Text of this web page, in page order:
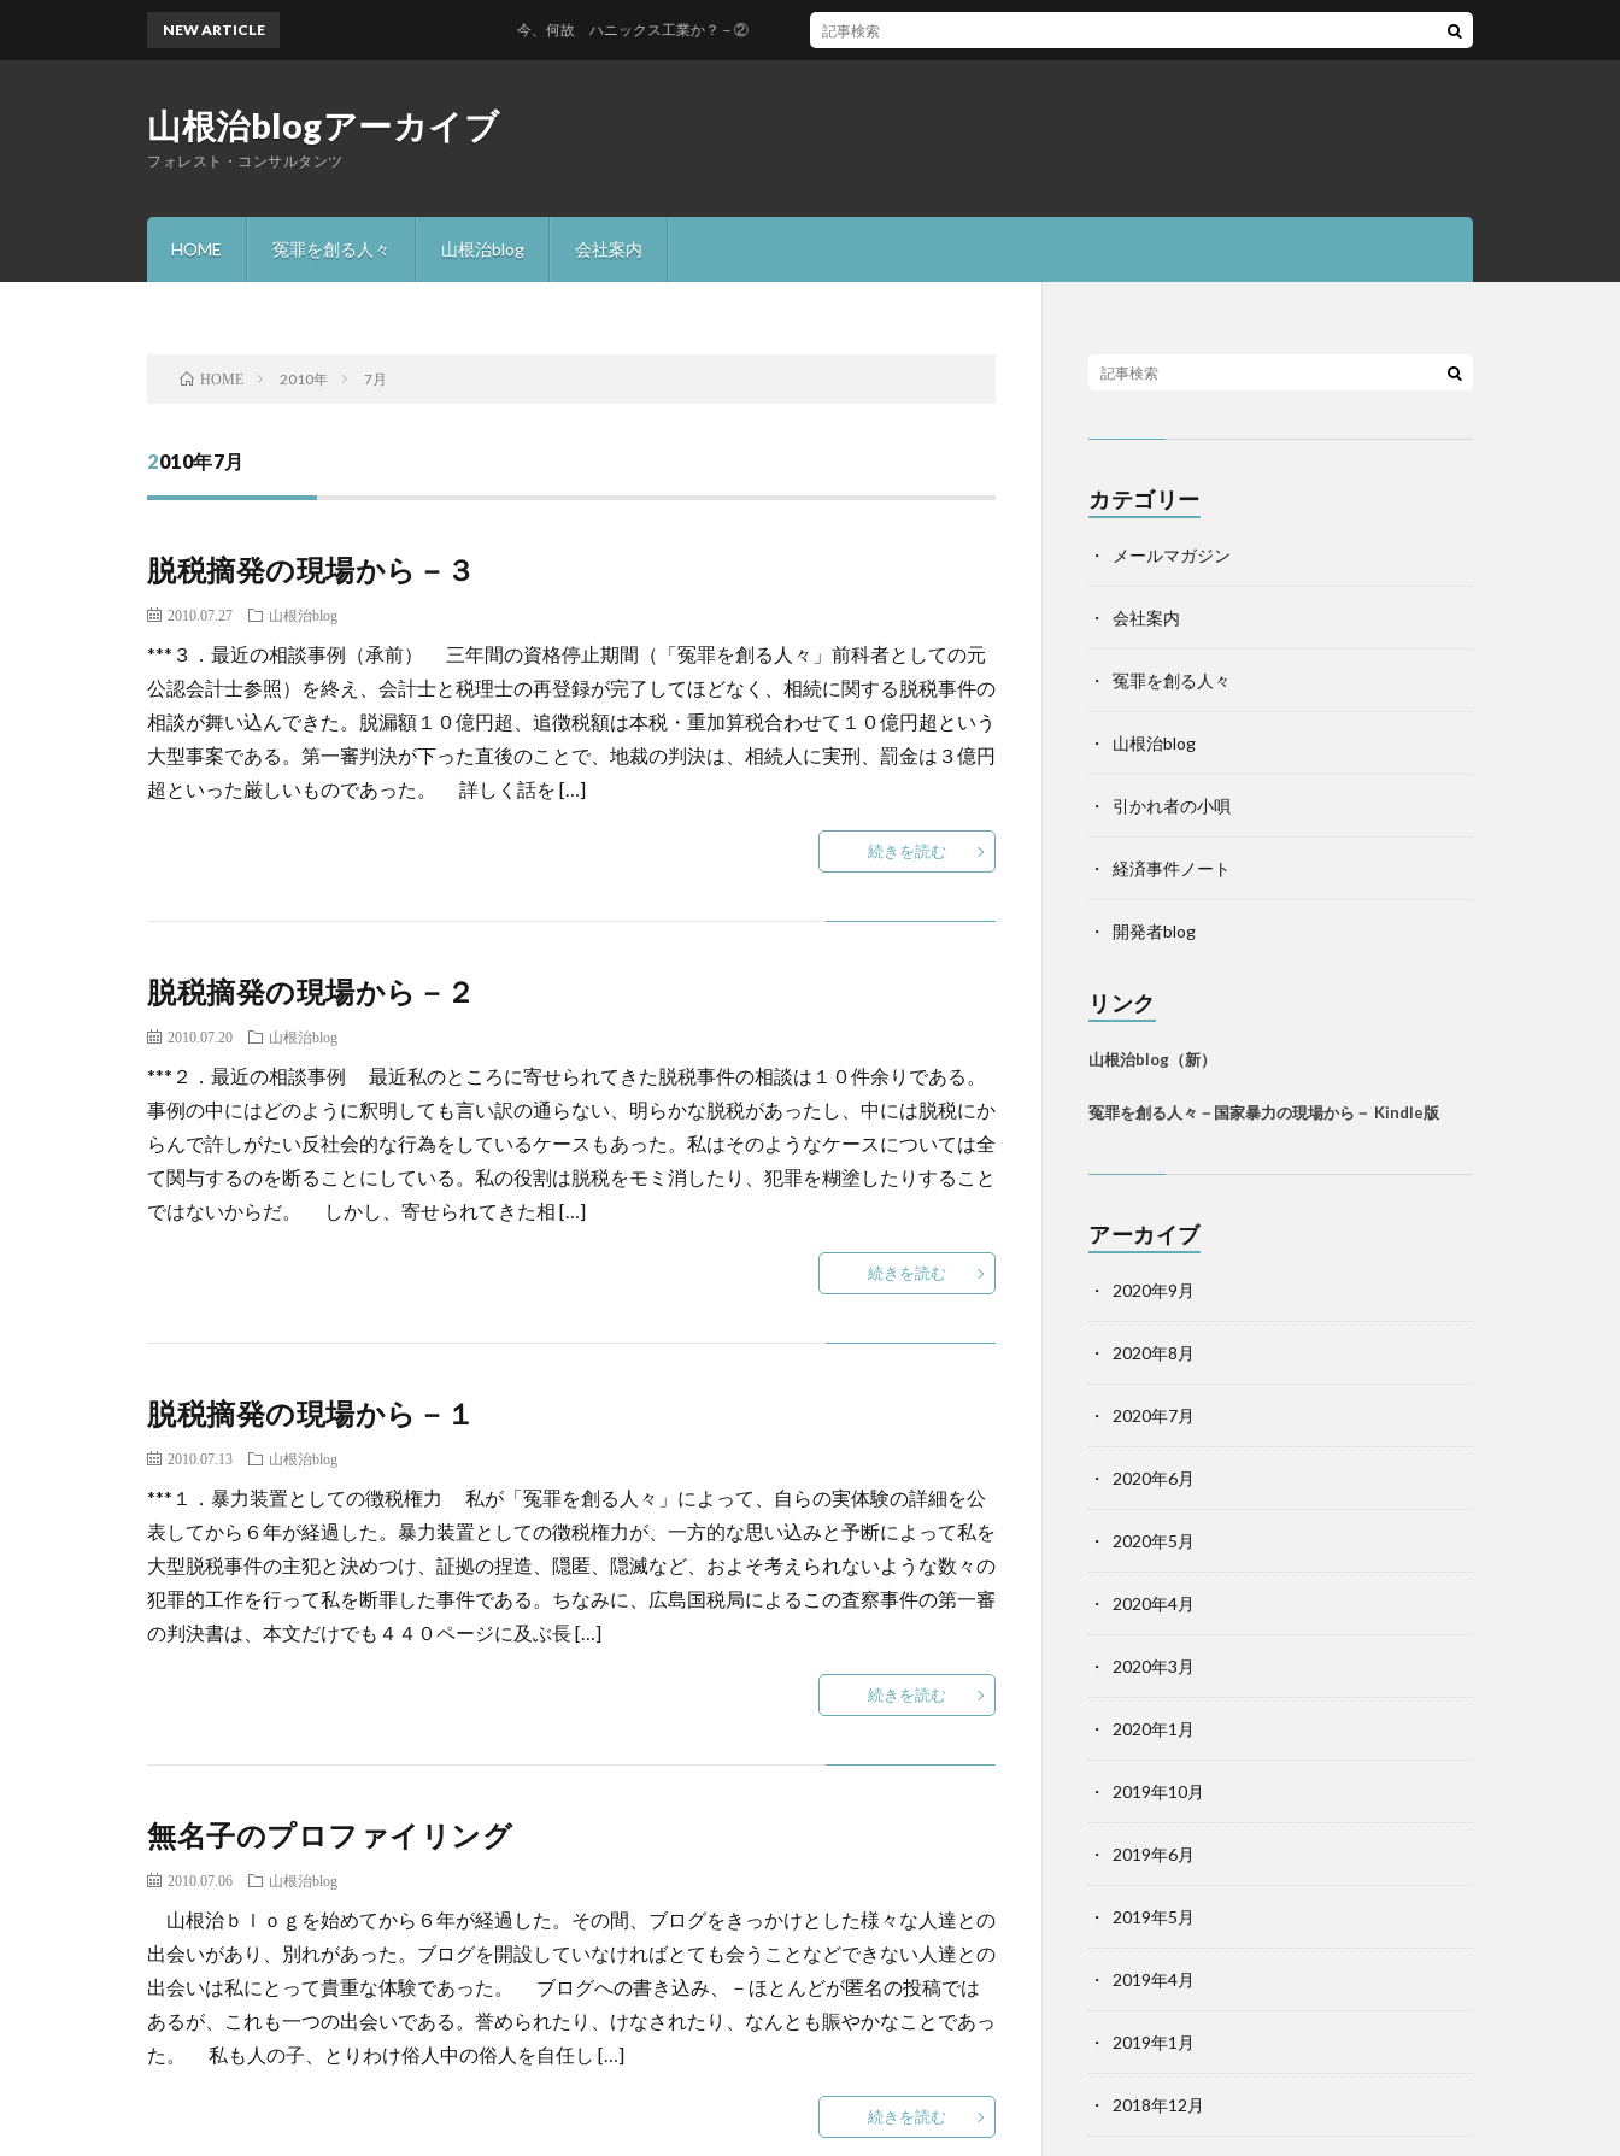
山根治blogアーカイブ
フォレスト・コンサルタンツ
HOME 冤罪を創る人々 山根治blog 会社案内
NEW ARTICLE 今、何故 ハニックス工業か？－②
HOME 2010年 7月
2010年7月
脱税摘発の現場から－３
2010.07.27 山根治blog
***３．最近の相談事例（承前） 三年間の資格停止期間（「冤罪を創る人々」前科者としての元
公認会計士参照）を終え、会計士と税理士の再登録が完了してほどなく、相続に関する脱税事件の
相談が舞い込んできた。脱漏額１０億円超、追徴税額は本税・重加算税合わせて１０億円超という
大型事案である。第一審判決が下った直後のことで、地裁の判決は、相続人に実刑、罰金は３億円
超といった厳しいものであった。 詳しく話を […]
続きを読む
脱税摘発の現場から－２
2010.07.20 山根治blog
***２．最近の相談事例 最近私のところに寄せられてきた脱税事件の相談は１０件余りである。
事例の中にはどのように釈明しても言い訳の通らない、明らかな脱税があったし、中には脱税にか
らんで許しがたい反社会的な行為をしているケースもあった。私はそのようなケースについては全
て関与するのを断ることにしている。私の役割は脱税をモミ消したり、犯罪を糊塗したりすること
ではないからだ。 しかし、寄せられてきた相 […]
続きを読む
脱税摘発の現場から－１
2010.07.13 山根治blog
***１．暴力装置としての徴税権力 私が「冤罪を創る人々」によって、自らの実体験の詳細を公
表してから６年が経過した。暴力装置としての徴税権力が、一方的な思い込みと予断によって私を
大型脱税事件の主犯と決めつけ、証拠の捏造、隠匿、隠滅など、およそ考えられないような数々の
犯罪的工作を行って私を断罪した事件である。ちなみに、広島国税局によるこの査察事件の第一審
の判決書は、本文だけでも４４０ページに及ぶ長 […]
続きを読む
無名子のプロファイリング
2010.07.06 山根治blog
山根治ｂｌｏｇを始めてから６年が経過した。その間、ブログをきっかけとした様々な人達との
出会いがあり、別れがあった。ブログを開設していなければとても会うことなどできない人達との
出会いは私にとって貴重な体験であった。 ブログへの書き込み、－ほとんどが匿名の投稿では
あるが、これも一つの出会いである。誉められたり、けなされたり、なんとも賑やかなことであっ
た。 私も人の子、とりわけ俗人中の俗人を自任し […]
続きを読む
カテゴリー
メールマガジン
会社案内
冤罪を創る人々
山根治blog
引かれ者の小唄
経済事件ノート
開発者blog
リンク
山根治blog（新）
冤罪を創る人々－国家暴力の現場から－ Kindle版
アーカイブ
2020年9月
2020年8月
2020年7月
2020年6月
2020年5月
2020年4月
2020年3月
2020年1月
2019年10月
2019年6月
2019年5月
2019年4月
2019年1月
2018年12月